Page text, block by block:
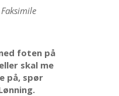
Faksimile
foten på
skal me
på, spør